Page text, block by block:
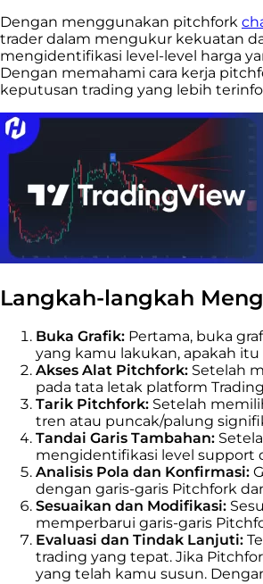
Dengan menggunakan pitchfork
trader dalam mengukur kekuatan
mengidentifikasi level-level harga
Dengan memahami cara kerja
keputusan trading yang lebih
Langkah-langkah
Buka Grafik: Pertama, buka
yang kamu lakukan, apakah
Akses Alat Pitchfork: Setelah
pada tata letak platform
Tarik Pitchfork: Setelah
tren atau puncak/palung
Tandai Garis Tambahan:
mengidentifikasi level support
Analisis Pola dan Konfirmasi:
dengan garis-garis Pitchfork
Sesuaikan dan Modifikasi:
memperbarui garis-garis
Evaluasi dan Tindak Lanjuti:
trading yang tepat. Jika
yang telah kamu susun.